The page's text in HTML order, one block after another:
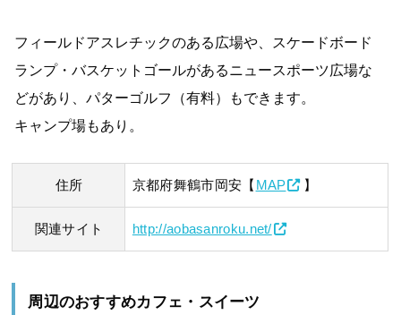
フィールドアスレチックのある広場や、スケードボード
ランプ・バスケットゴールがあるニュースポーツ広場な
どがあり、パターゴルフ（有料）もできます。
キャンプ場もあり。
住所 京都府舞鶴市岡安【 MAP 】
関連サイト http://aobasanroku.net/
周辺のおすすめカフェ・スイーツ